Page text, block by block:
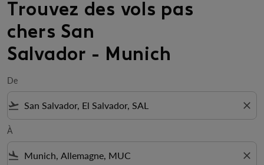
Trouvez des vols pas
chers San
Salvador - Munich
De
flight_takeoff close
À
flight_land close